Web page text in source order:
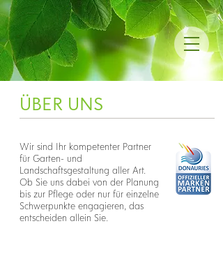
ÜBER UNS
Wir sind Ihr kompetenter Partner
für Garten- und
Landschaftsgestaltung aller Art.
Ob Sie uns dabei von der Planung
bis zur Pflege oder nur für einzelne
Schwerpunkte engagieren, das
entscheiden allein Sie.